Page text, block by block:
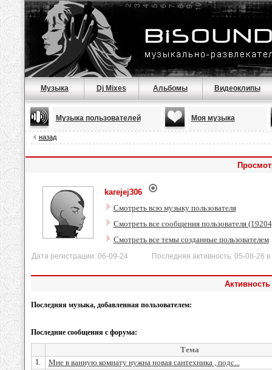
Музыка Dj Mixes Альбомы Видеоклипы
Музыка пользователей Моя музыка
назад
karejej306
Смотреть всю музыку пользователя
Смотреть все сообщения пользователя
Смотреть все темы созданные пользователем
Дата регистрации: 06-09-24 Последняя активность: 05-08-26 в
Последняя музыка, добавленная пользователем:
Последние сообщения с форума:
Тема
1. Мне в ванную комнату нужна новая сантехника , подс...